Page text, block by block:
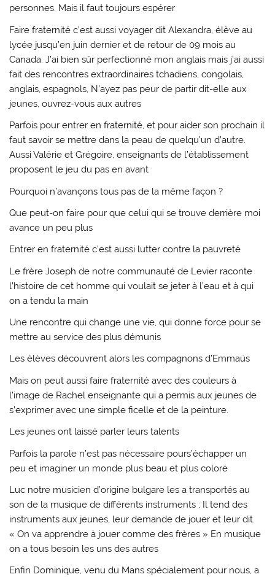
personnes. Mais il faut toujours espérer
Faire fraternité c’est aussi voyager dit Alexandra, élève au
lycée jusqu’en juin dernier et de retour de 09 mois au
Canada. J’ai bien sûr perfectionné mon anglais mais j’ai aussi
fait des rencontres extraordinaires tchadiens, congolais,
anglais, espagnols, N’ayez pas peur de partir dit-elle aux
jeunes, ouvrez-vous aux autres
Parfois pour entrer en fraternité, et pour aider son prochain il
faut savoir se mettre dans la peau de quelqu’un d’autre.
Aussi Valérie et Grégoire, enseignants de l’établissement
proposent le jeu du pas en avant
Pourquoi n’avançons tous pas de la même façon ?
Que peut-on faire pour que celui qui se trouve derrière moi
avance un peu plus
Entrer en fraternité c’est aussi lutter contre la pauvreté
Le frère Joseph de notre communauté de Levier raconte
l’histoire de cet homme qui voulait se jeter à l’eau et à qui
on a tendu la main
Une rencontre qui change une vie, qui donne force pour se
mettre au service des plus démunis
Les élèves découvrent alors les compagnons d’Emmaüs
Mais on peut aussi faire fraternité avec des couleurs à
l’image de Rachel enseignante qui a permis aux jeunes de
s’exprimer avec une simple ficelle et de la peinture.
Les jeunes ont laissé parler leurs talents
Parfois la parole n’est pas nécessaire pours’échapper un
peu et imaginer un monde plus beau et plus coloré
Luc notre musicien d’origine bulgare les a transportés au
son de la musique de différents instruments ; Il tend des
instruments aux jeunes, leur demande de jouer et leur dit.
« On va apprendre à jouer comme des frères » En musique
on a tous besoin les uns des autres
Enfin Dominique, venu du Mans spécialement pour nous, a